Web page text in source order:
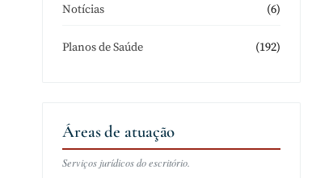
Notícias (6)
Planos de Saúde (192)
Áreas de atuação
Serviços jurídicos do escritório.